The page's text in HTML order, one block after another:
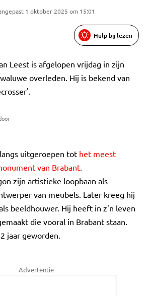
1 oktober 2025 om 15:01
Hulp bij lezen
Leest is afgelopen vrijdag in zijn
overleden. Hij is bekend van
uitgeroepen tot het meest
van Brabant.
zijn artistieke loopbaan als
van meubels. Later kreeg hij
beeldhouwer. Hij heeft in z'n leven
die vooral in Brabant staan.
jaar geworden.
Advertentie